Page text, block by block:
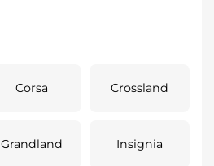
Corsa Crossland
Grandland Insignia